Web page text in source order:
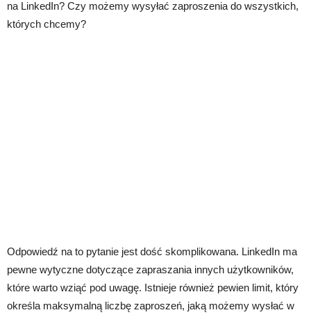
na LinkedIn? Czy możemy wysyłać zaproszenia do wszystkich,
których chcemy?
Odpowiedź na to pytanie jest dość skomplikowana. LinkedIn ma
pewne wytyczne dotyczące zapraszania innych użytkowników,
które warto wziąć pod uwagę. Istnieje również pewien limit, który
określa maksymalną liczbę zaproszeń, jaką możemy wysłać w